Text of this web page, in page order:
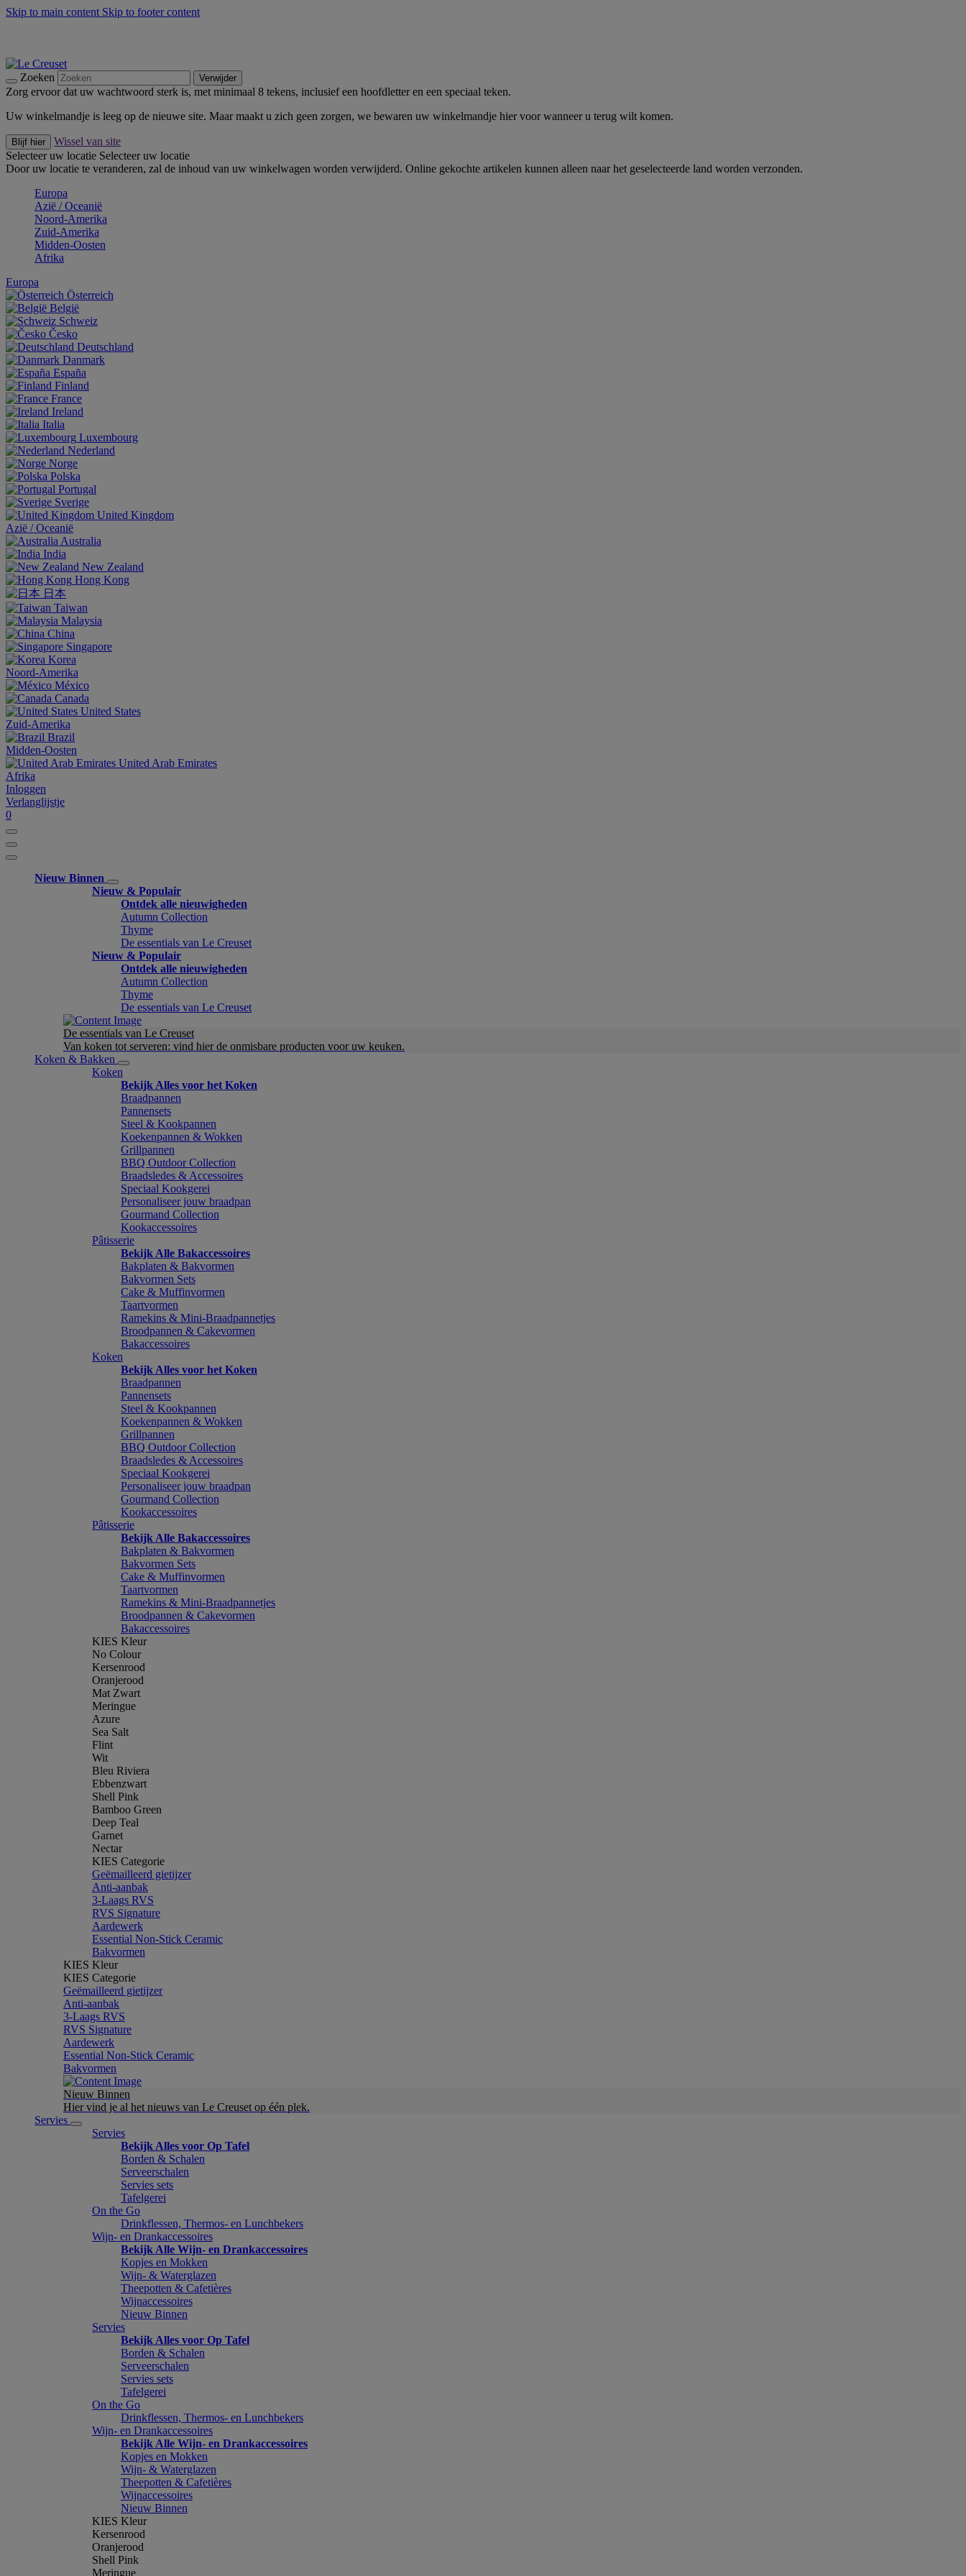
Skip to main content Skip to footer content
Zoeken Verwijder
Zorg ervoor dat uw wachtwoord sterk is, met minimaal 8 tekens, inclusief een hoofdletter en een speciaal teken.
Uw winkelmandje is leeg op de nieuwe site. Maar maakt u zich geen zorgen, we bewaren uw winkelmandje hier voor wanneer u terug wilt komen.
Blijf hier
Wissel van site
Selecteer uw locatie Selecteer uw locatie
Door uw locatie te veranderen, zal de inhoud van uw winkelwagen worden verwijderd. Online gekochte artikelen kunnen alleen naar het geselecteerde land worden verzonden.
Europa
Aziё / Oceaniё
Noord-Amerika
Zuid-Amerika
Midden-Oosten
Afrika
Europa
Österreich
België
Schweiz
Česko
Deutschland
Danmark
España
Finland
France
Ireland
Italia
Luxembourg
Nederland
Norge
Polska
Portugal
Sverige
United Kingdom
Aziё / Oceaniё
Australia
India
New Zealand
Hong Kong
日本
Taiwan
Malaysia
China
Singapore
Korea
Noord-Amerika
México
Canada
United States
Zuid-Amerika
Brazil
Midden-Oosten
United Arab Emirates
Afrika
Inloggen
Verlanglijstje
0
Nieuw Binnen
Nieuw & Populair
Ontdek alle nieuwigheden
Autumn Collection
Thyme
De essentials van Le Creuset
Nieuw & Populair
Ontdek alle nieuwigheden
Autumn Collection
Thyme
De essentials van Le Creuset
De essentials van Le Creuset
Van koken tot serveren: vind hier de onmisbare producten voor uw keuken.
Koken & Bakken
Koken
Bekijk Alles voor het Koken
Braadpannen
Pannensets
Steel & Kookpannen
Koekenpannen & Wokken
Grillpannen
BBQ Outdoor Collection
Braadsledes & Accessoires
Speciaal Kookgerei
Personaliseer jouw braadpan
Gourmand Collection
Kookaccessoires
Pâtisserie
Bekijk Alle Bakaccessoires
Bakplaten & Bakvormen
Bakvormen Sets
Cake & Muffinvormen
Taartvormen
Ramekins & Mini-Braadpannetjes
Broodpannen & Cakevormen
Bakaccessoires
Koken
Bekijk Alles voor het Koken
Braadpannen
Pannensets
Steel & Kookpannen
Koekenpannen & Wokken
Grillpannen
BBQ Outdoor Collection
Braadsledes & Accessoires
Speciaal Kookgerei
Personaliseer jouw braadpan
Gourmand Collection
Kookaccessoires
Pâtisserie
Bekijk Alle Bakaccessoires
Bakplaten & Bakvormen
Bakvormen Sets
Cake & Muffinvormen
Taartvormen
Ramekins & Mini-Braadpannetjes
Broodpannen & Cakevormen
Bakaccessoires
KIES Kleur
No Colour
Kersenrood
Oranjerood
Mat Zwart
Meringue
Azure
Sea Salt
Flint
Wit
Bleu Riviera
Ebbenzwart
Shell Pink
Bamboo Green
Deep Teal
Garnet
Nectar
KIES Categorie
Geëmailleerd gietijzer
Anti-aanbak
3-Laags RVS
RVS Signature
Aardewerk
Essential Non-Stick Ceramic
Bakvormen
KIES Kleur
KIES Categorie
Geëmailleerd gietijzer
Anti-aanbak
3-Laags RVS
RVS Signature
Aardewerk
Essential Non-Stick Ceramic
Bakvormen
Nieuw Binnen
Hier vind je al het nieuws van Le Creuset op één plek.
Servies
Servies
Bekijk Alles voor Op Tafel
Borden & Schalen
Serveerschalen
Servies sets
Tafelgerei
On the Go
Drinkflessen, Thermos- en Lunchbekers
Wijn- en Drankaccessoires
Bekijk Alle Wijn- en Drankaccessoires
Kopjes en Mokken
Wijn- & Waterglazen
Theepotten & Cafetières
Wijnaccessoires
Nieuw Binnen
Servies
Bekijk Alles voor Op Tafel
Borden & Schalen
Serveerschalen
Servies sets
Tafelgerei
On the Go
Drinkflessen, Thermos- en Lunchbekers
Wijn- en Drankaccessoires
Bekijk Alle Wijn- en Drankaccessoires
Kopjes en Mokken
Wijn- & Waterglazen
Theepotten & Cafetières
Wijnaccessoires
Nieuw Binnen
KIES Kleur
Kersenrood
Oranjerood
Shell Pink
Meringue